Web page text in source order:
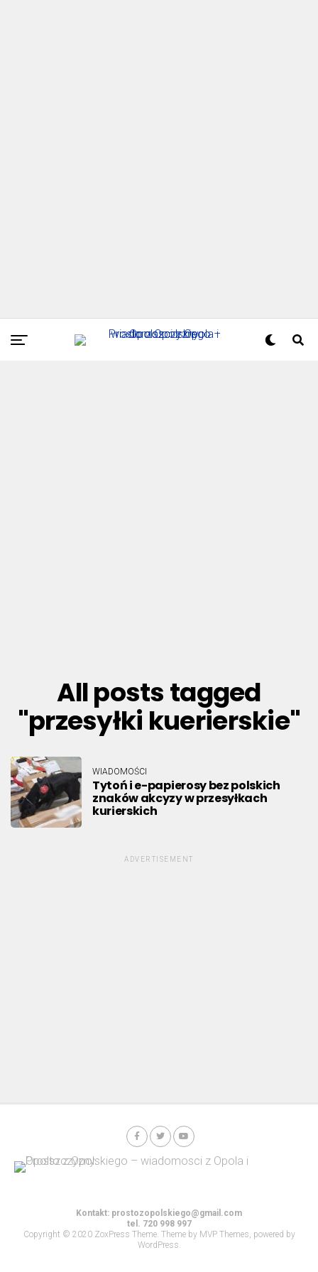
All posts tagged
"przesyłki kuerierskie"
WIADOMOŚCI
Tytoń i e-papierosy bez polskich
znaków akcyzy w przesyłkach
kurierskich
ADVERTISEMENT
Kontakt: prostozopolskiego@gmail.com
tel. 720 998 997
Copyright © 2020 ZoxPress Theme. Theme by MVP Themes, powered by
WordPress.